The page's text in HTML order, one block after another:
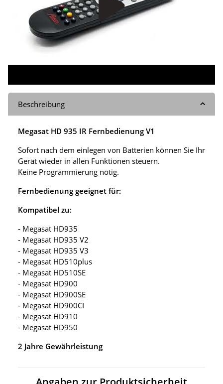
Beschreibung
Megasat HD 935 IR Fernbedienung V1
Sofort nach dem einlegen von Batterien können Sie Ihr
Gerät wieder in allen Funktionen steuern.
Keine Programmierung nötig.
Fernbedienung geeignet für:
Kompatibel zu:
- Megasat HD935
- Megasat HD935 V2
- Megasat HD935 V3
- Megasat HD510plus
- Megasat HD510SE
- Megasat HD900
- Megasat HD900SE
- Megasat HD900CI
- Megasat HD910
- Megasat HD950
2 Jahre Gewährleistung